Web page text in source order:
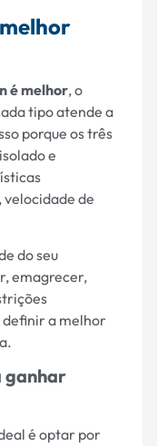
é melhor, o
tipo atende a
porque os três
e
velocidade de
do seu
emagrecer,
definir a melhor
ganhar
é optar por